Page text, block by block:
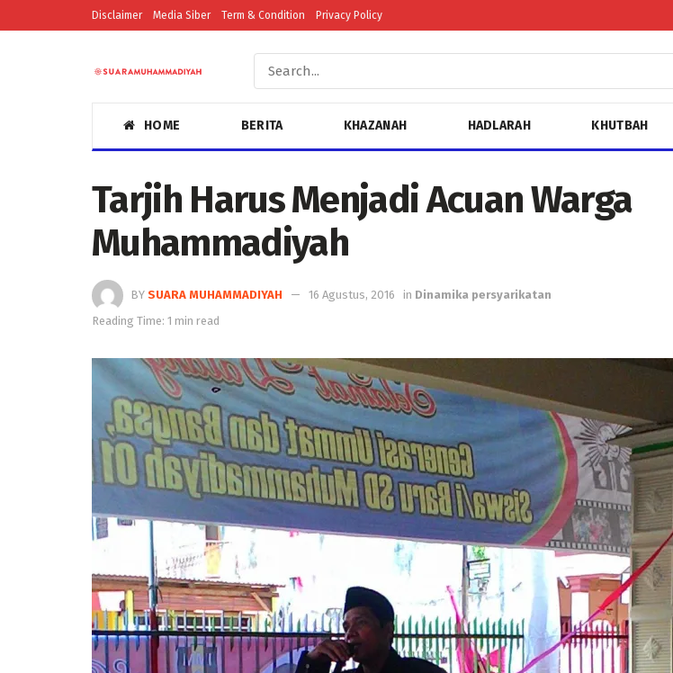
Disclaimer Media Siber Term & Condition Privacy Policy
HOME BERITA KHAZANAH HADLARAH KHUTBAH
Tarjih Harus Menjadi Acuan Warga
Muhammadiyah
BY SUARA MUHAMMADIYAH 16 Agustus, 2016 in Dinamika persyarikatan
Reading Time: 1 min read